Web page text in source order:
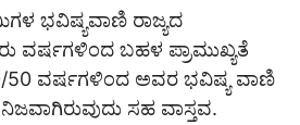
ಭವಿಷ್ಯವಾಣಿ ರಾಜ್ಯದ
ವರ್ಷಗಳಿಂದ ಬಹಳ ಪ್ರಾಮುಖ್ಯತೆ
50 ವರ್ಷಗಳಿಂದ ಅವರ ಭವಿಷ್ಯ ವಾಣಿ
ಸಹ ವಾಸ್ತವ.